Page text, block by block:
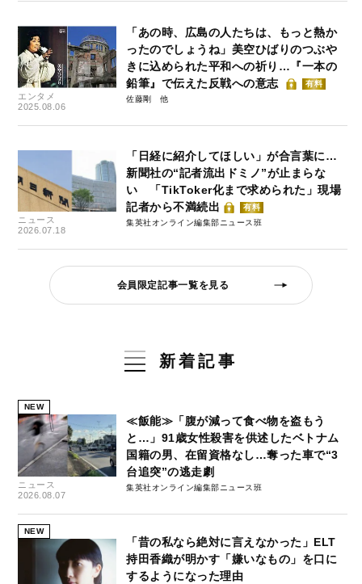
エンタメ
2025.08.06
「あの時、広島の人たちは、もっと熱か
ったのでしょうね」美空ひばりのつぶや
きに込められた平和への祈り…『一本の
鉛筆』で伝えた反戦への意志
有料
佐藤剛
ニュース
2026.07.18
「日経に紹介してほしい」が合言葉に…
新聞社の“記者流出ドミノ”が止まらな
い 「TikToker化まで求められた」現場
記者から不満続出
有料
集英社オンライン編集部ニュース班
会員限定記事一覧を見る
新着記事
NEW
ニュース
2026.08.07
≪飯能≫「腹が減って食べ物を盗もう
と…」91歳女性殺害を供述したベトナム
国籍の男、在留資格なし…奪った車で“3
台追突”の逃走劇
集英社オンライン編集部ニュース班
NEW
「昔の私なら絶対に言えなかった」ELT
持田香織が明かす「嫌いなもの」を口に
するようになった理由